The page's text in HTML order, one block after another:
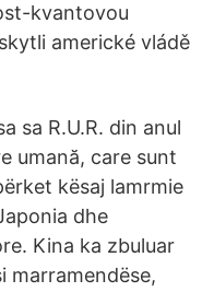
kvantovou
americké vládě
sa R.U.R. din anul
umană, care sunt
kësaj lamrmie
dhe
Kina ka zbuluar
marramendëse,